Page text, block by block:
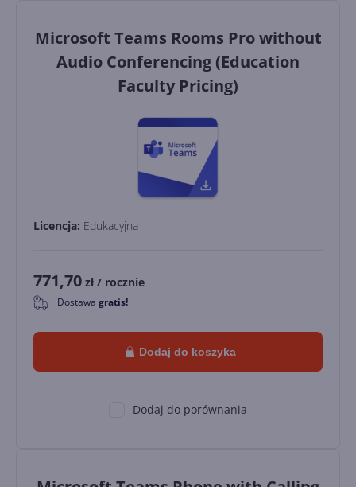
Microsoft Teams Rooms Pro without
Audio Conferencing (Education
Faculty Pricing)
Licencja: Edukacyjna
771,70 zł / rocznie
0 Dostawa gratis!
Dodaj do koszyka
Dodaj do porównania